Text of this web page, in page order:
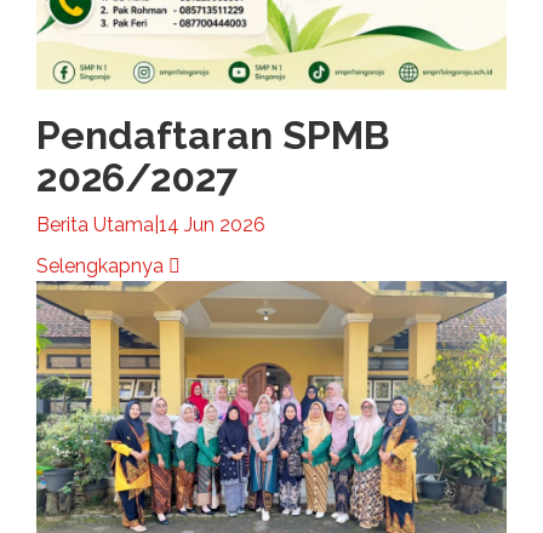
Pendaftaran SPMB
2026/2027
Berita Utama 14 Jun 2026
Selengkapnya